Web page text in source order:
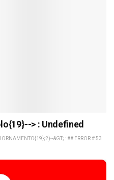
> : Undefined
&GT; : ## ERROR # 53